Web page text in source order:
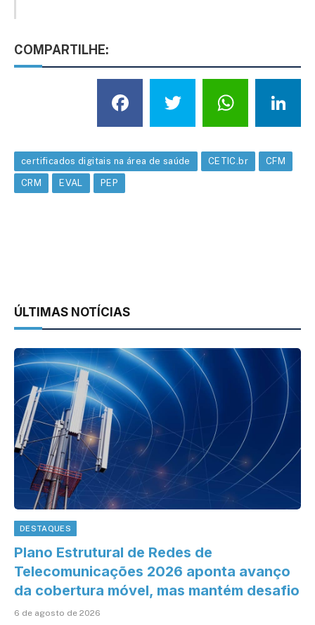
COMPARTILHE:
Facebook
Twitter
certificados digitais na área de saúde CETIC.br CFM
CRM EVAL PEP
ÚLTIMAS NOTÍCIAS
DESTAQUES
Plano Estrutural de Redes de
Telecomunicações 2026 aponta avanço
da cobertura móvel, mas mantém desafio
6 de agosto de 2026